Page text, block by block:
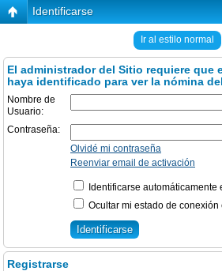
Identificarse
Ir al estilo normal
El administrador del Sitio requiere que
haya identificado para ver la nómina
Nombre de
Usuario:
Contraseña:
Olvidé mi contraseña
Reenviar email de activación
Identificarse automáticamente
Ocultar mi estado de conexión
Registrarse